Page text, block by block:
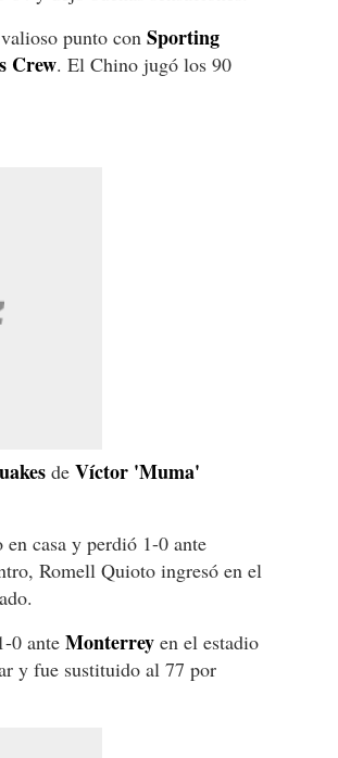
punto con Sporting
Crew. El Chino jugó los 90
de Víctor 'Muma'
casa y perdió 1-0 ante
Romell Quioto ingresó en el
0 ante Monterrey en el estadio
y fue sustituido al 77 por